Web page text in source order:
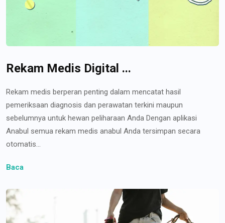
Rekam Medis Digital ...
Rekam medis berperan penting dalam mencatat hasil
pemeriksaan diagnosis dan perawatan terkini maupun
sebelumnya untuk hewan peliharaan Anda Dengan aplikasi
Anabul semua rekam medis anabul Anda tersimpan secara
otomatis...
Baca